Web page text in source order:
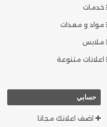
خدمات
مواد و معدات
ملابس
اعلانات متنوعة
حسابي
اضف اعلانك مجانا